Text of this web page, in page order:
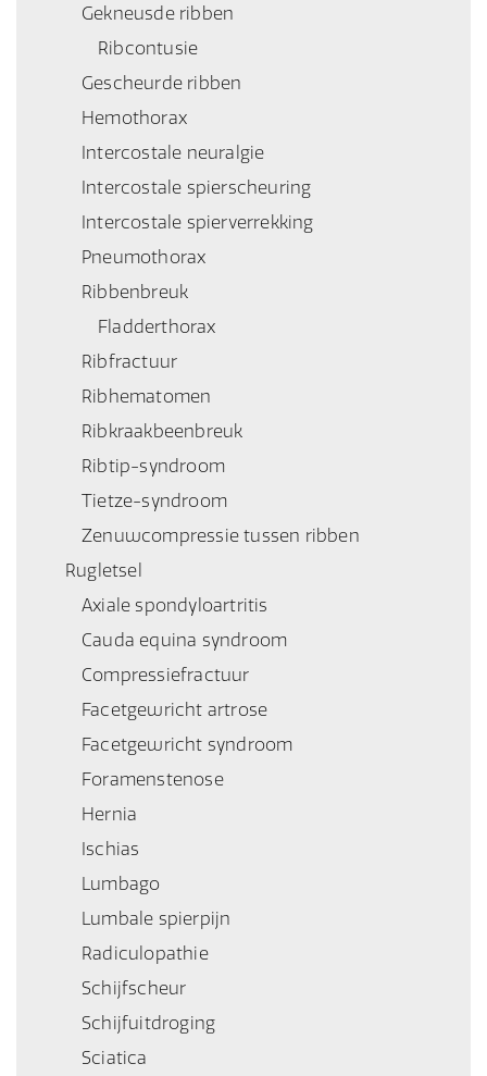
Gekneusde ribben
Ribcontusie
Gescheurde ribben
Hemothorax
Intercostale neuralgie
Intercostale spierscheuring
Intercostale spierverrekking
Pneumothorax
Ribbenbreuk
Fladderthorax
Ribfractuur
Ribhematomen
Ribkraakbeenbreuk
Ribtip-syndroom
Tietze-syndroom
Zenuwcompressie tussen ribben
Rugletsel
Axiale spondyloartritis
Cauda equina syndroom
Compressiefractuur
Facetgewricht artrose
Facetgewricht syndroom
Foramenstenose
Hernia
Ischias
Lumbago
Lumbale spierpijn
Radiculopathie
Schijfscheur
Schijfuitdroging
Sciatica